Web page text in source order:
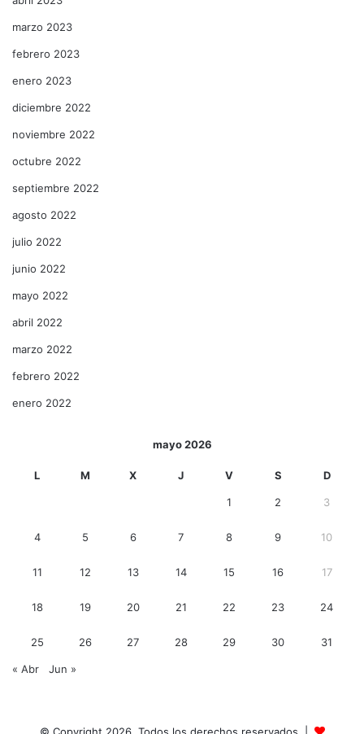
marzo 2023
febrero 2023
enero 2023
diciembre 2022
noviembre 2022
octubre 2022
septiembre 2022
agosto 2022
julio 2022
junio 2022
mayo 2022
abril 2022
marzo 2022
febrero 2022
enero 2022
mayo 2026
L M X J V S D
1 2 3
4 5 6 7 8 9 10
11 12 13 14 15 16 17
18 19 20 21 22 23 24
25 26 27 28 29 30 31
« Abr Jun »
© Copyright 2026, Todos los derechos reservados |